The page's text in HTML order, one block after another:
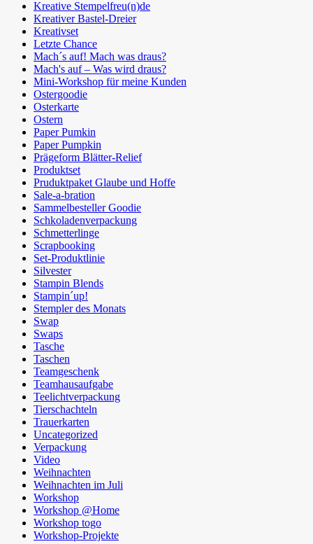
Kreative Stempelfreu(n)de
Kreativer Bastel-Dreier
Kreativset
Letzte Chance
Mach´s auf! Mach was draus?
Mach's auf – Was wird draus?
Mini-Workshop für meine Kunden
Ostergoodie
Osterkarte
Ostern
Paper Pumkin
Paper Pumpkin
Prägeform Blätter-Relief
Produktset
Pruduktpaket Glaube und Hoffe
Sale-a-bration
Sammelbesteller Goodie
Schkoladenverpackung
Schmetterlinge
Scrapbooking
Set-Produktlinie
Silvester
Stampin Blends
Stampin´up!
Stempler des Monats
Swap
Swaps
Tasche
Taschen
Teamgeschenk
Teamhausaufgabe
Teelichtverpackung
Tierschachteln
Trauerkarten
Uncategorized
Verpackung
Video
Weihnachten
Weihnachten im Juli
Workshop
Workshop @Home
Workshop togo
Workshop-Projekte